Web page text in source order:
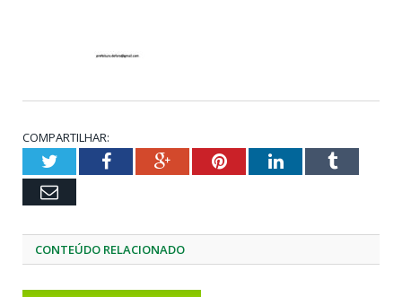
COMPARTILHAR:
TwitterFacebookGoogle+PinterestLinkedInTumblr
Email
CONTEÚDO RELACIONADO